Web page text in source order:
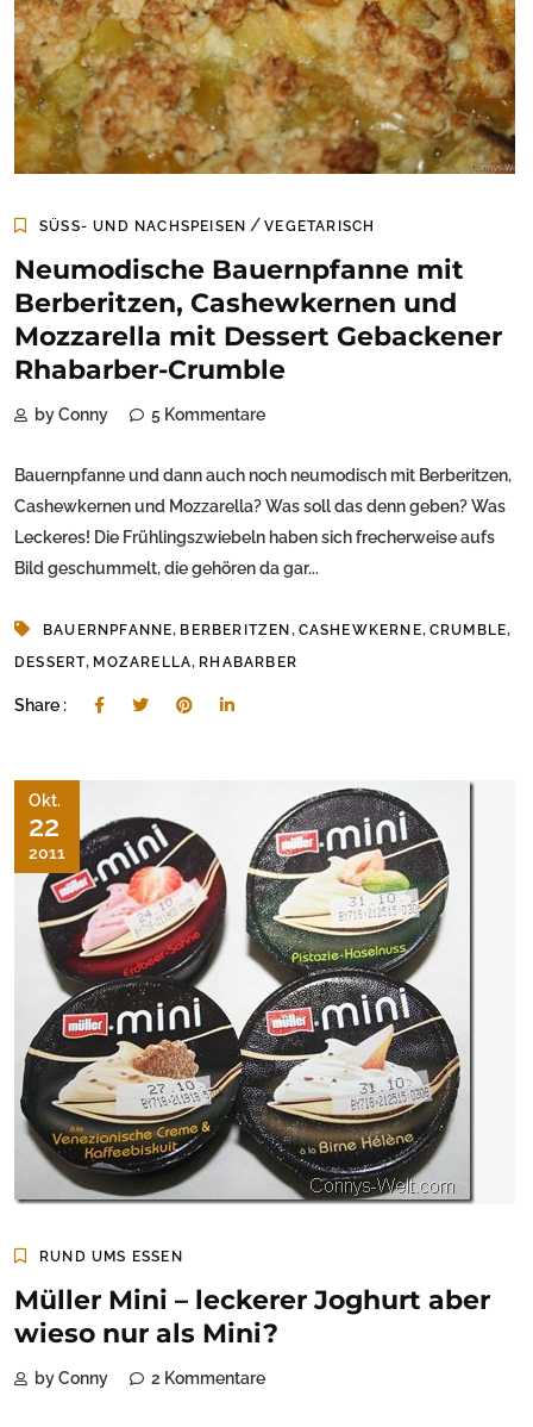
SÜSS- UND NACHSPEISEN /VEGETARISCH
Neumodische Bauernpfanne mit
Berberitzen, Cashewkernen und
Mozzarella mit Dessert Gebackener
Rhabarber-Crumble
by Conny 5 Kommentare
Bauernpfanne und dann auch noch neumodisch mit Berberitzen,
Cashewkernen und Mozzarella? Was soll das denn geben? Was
Leckeres! Die Frühlingszwiebeln haben sich frecherweise aufs
Bild geschummelt, die gehören da gar...
BAUERNPFANNE, BERBERITZEN, CASHEWKERNE, CRUMBLE,
DESSERT, MOZARELLA, RHABARBER
Share :
Okt.
22
2011
RUND UMS ESSEN
Müller Mini – leckerer Joghurt aber
wieso nur als Mini?
by Conny 2 Kommentare